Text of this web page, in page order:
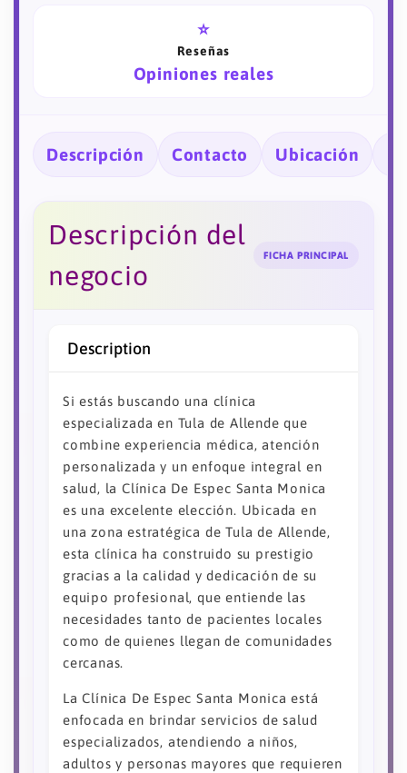
⭐
Reseñas
Opiniones reales
Descripción Contacto Ubicación
Descripción del
negocio
FICHA PRINCIPAL
Description
Si estás buscando una clínica
especializada en Tula de Allende que
combine experiencia médica, atención
personalizada y un enfoque integral en
salud, la Clínica De Espec Santa Monica
es una excelente elección. Ubicada en
una zona estratégica de Tula de Allende,
esta clínica ha construido su prestigio
gracias a la calidad y dedicación de su
equipo profesional, que entiende las
necesidades tanto de pacientes locales
como de quienes llegan de comunidades
cercanas.
La Clínica De Espec Santa Monica está
enfocada en brindar servicios de salud
especializados, atendiendo a niños,
adultos y personas mayores que requieren